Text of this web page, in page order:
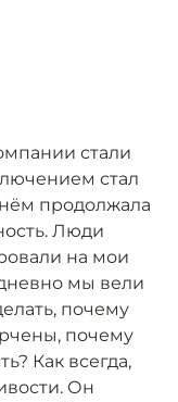
стали
стал
продолжала
Люди
на мои
мы вели
почему
почему
Как всегда,
Он